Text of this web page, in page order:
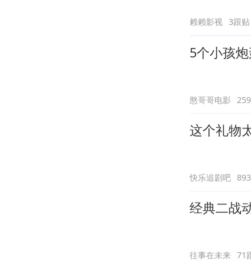
赖赖影视 3跟贴
5个小孩
憨哥哥电影
这个礼物
快乐追剧吧
经典二战
往事在未来 71